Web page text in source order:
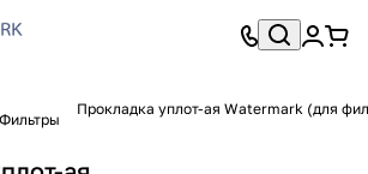
Фильтры
Прокладка уплот-ая Watermark (для